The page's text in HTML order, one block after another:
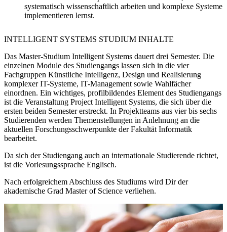
systematisch wissenschaftlich arbeiten und komplexe Systeme
implementieren lernst.
INTELLIGENT SYSTEMS STUDIUM INHALTE
Das Master-Studium Intelligent Systems dauert drei Semester. Die
einzelnen Module des Studiengangs lassen sich in die vier
Fachgruppen Künstliche Intelligenz, Design und Realisierung
komplexer IT-Systeme, IT-Management sowie Wahlfächer
einordnen. Ein wichtiges, profilbildendes Element des Studiengangs
ist die Veranstaltung Project Intelligent Systems, die sich über die
ersten beiden Semester erstreckt. In Projektteams aus vier bis sechs
Studierenden werden Themenstellungen in Anlehnung an die
aktuellen Forschungsschwerpunkte der Fakultät Informatik
bearbeitet.
Da sich der Studiengang auch an internationale Studierende richtet,
ist die Vorlesungssprache Englisch.
Nach erfolgreichem Abschluss des Studiums wird Dir der
akademische Grad Master of Science verliehen.